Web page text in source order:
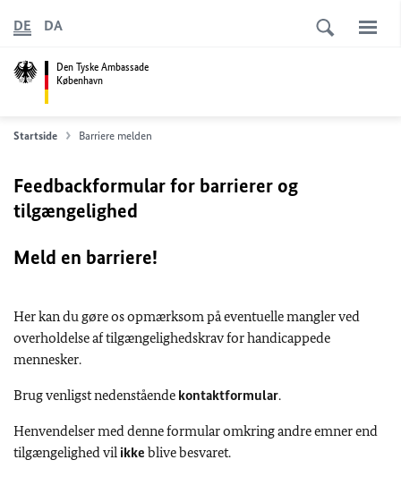
Den Tyske Ambassade
København
DE DA
Startside Barriere melden
Feedbackformular for barrierer og
tilgængelighed
Meld en barriere!
Her kan du gøre os opmærksom på eventuelle mangler ved
overholdelse af tilgængelighedskrav for handicappede
mennesker.
Brug venligst nedenstående kontaktformular.
Henvendelser med denne formular omkring andre emner end
tilgængelighed vil ikke blive besvaret.